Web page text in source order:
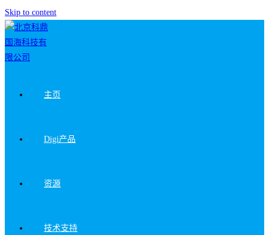
Skip to content
主页
Digi产品
资源
技术支持